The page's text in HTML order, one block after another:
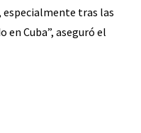
especialmente tras las
Cuba”, aseguró el